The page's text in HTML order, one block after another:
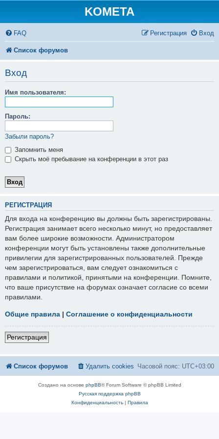
KOMETA
FAQ Вход
Регистрация
Список форумов
Вход
Имя пользователя:
Пароль:
Забыли пароль?
Запомнить меня
Скрыть моё пребывание на конференции в этот раз
РЕГИСТРАЦИЯ
Для входа на конференцию вы должны быть зарегистрированы.
Регистрация занимает всего несколько минут, но предоставляет
вам более широкие возможности. Администратором
конференции могут быть установлены также дополнительные
привилегии для зарегистрированных пользователей. Прежде
чем зарегистрироваться, вам следует ознакомиться с
правилами и политикой, принятыми на конференции. Помните,
что ваше присутствие на форумах означает согласие со всеми
правилами.
Общие правила | Соглашение о конфиденциальности
Регистрация
Список форумов Часовой пояс: UTC+03:00
Удалить cookies
Создано на основе phpBB® Forum Software © phpBB Limited
Русская поддержка phpBB
Конфиденциальность| Правила